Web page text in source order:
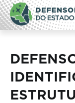
Pular
para
o
conteúdo
Defensoria
Amazonas